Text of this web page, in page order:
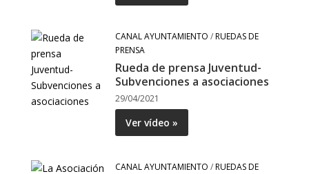
CANAL AYUNTAMIENTO /RUEDAS DE
PRENSA
Rueda de prensa Juventud-
Subvenciones a asociaciones
29/04/2021
Ver vídeo »
CANAL AYUNTAMIENTO /RUEDAS DE